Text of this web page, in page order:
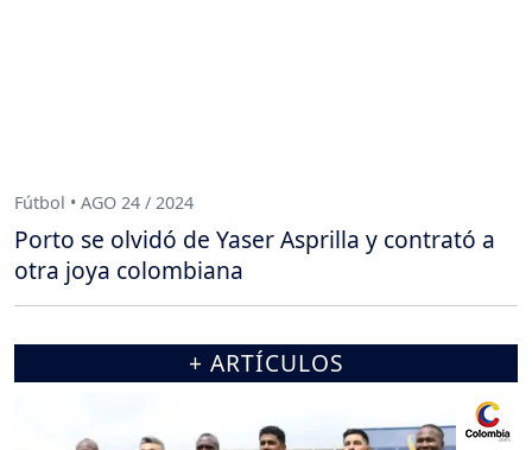
Fútbol • AGO 24 / 2024
Porto se olvidó de Yaser Asprilla y contrató a
otra joya colombiana
+ ARTÍCULOS